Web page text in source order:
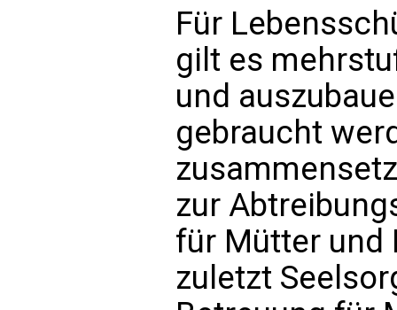
Für
gilt es
und
gebraucht
zur
für Mütter und
zuletzt